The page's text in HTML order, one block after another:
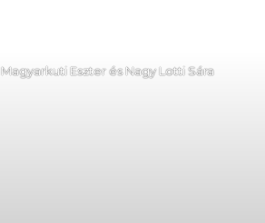
Magyarkuti Eszter és Nagy Lotti Sára